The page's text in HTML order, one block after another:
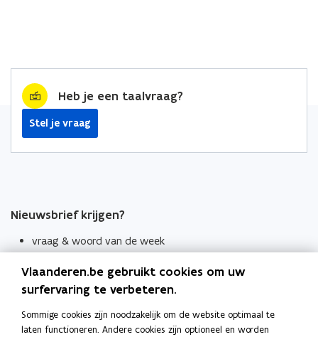
Heb je een taalvraag?
Stel je vraag
Nieuwsbrief krijgen?
vraag & woord van de week
Schrijf je in
Thema's
Vlaanderen.be gebruikt cookies om uw
surfervaring te verbeteren.
Sommige cookies zijn noodzakelijk om de website optimaal te
laten functioneren. Andere cookies zijn optioneel en worden